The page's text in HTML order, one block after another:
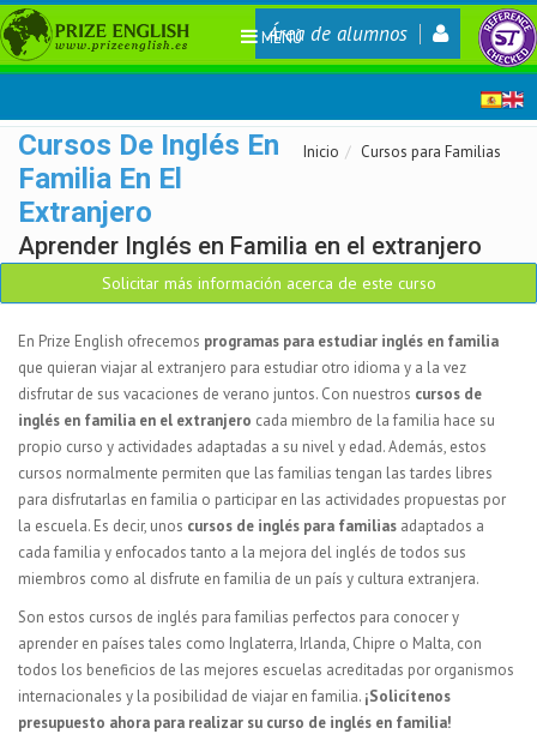
Área de alumnos
MENÚ
Inicio Cursos para Familias
Cursos De Inglés En
Familia En El
Extranjero
Aprender Inglés en Familia en el extranjero
Solicitar más información acerca de este curso
En Prize English ofrecemos programas para estudiar inglés en familia
que quieran viajar al extranjero para estudiar otro idioma y a la vez
disfrutar de sus vacaciones de verano juntos. Con nuestros cursos de
inglés en familia en el extranjero cada miembro de la familia hace su
propio curso y actividades adaptadas a su nivel y edad. Además, estos
cursos normalmente permiten que las familias tengan las tardes libres
para disfrutarlas en familia o participar en las actividades propuestas por
la escuela. Es decir, unos cursos de inglés para familias adaptados a
cada familia y enfocados tanto a la mejora del inglés de todos sus
miembros como al disfrute en familia de un país y cultura extranjera.
Son estos cursos de inglés para familias perfectos para conocer y
aprender en países tales como Inglaterra, Irlanda, Chipre o Malta, con
todos los beneficios de las mejores escuelas acreditadas por organismos
internacionales y la posibilidad de viajar en familia. ¡Solicítenos
presupuesto ahora para realizar su curso de inglés en familia!